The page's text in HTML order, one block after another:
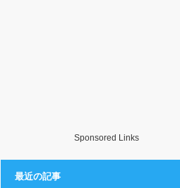
Sponsored Links
最近の記事